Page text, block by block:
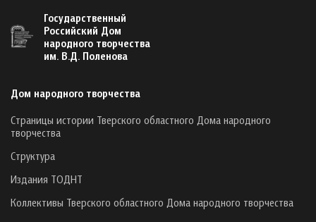
Государственный
Российский Дом
народного творчества
им. В.Д. Поленова
Дом народного творчества
Страницы истории Тверского областного Дома народного
творчества
Структура
Издания ТОДНТ
Коллективы Тверского областного Дома народного творчества